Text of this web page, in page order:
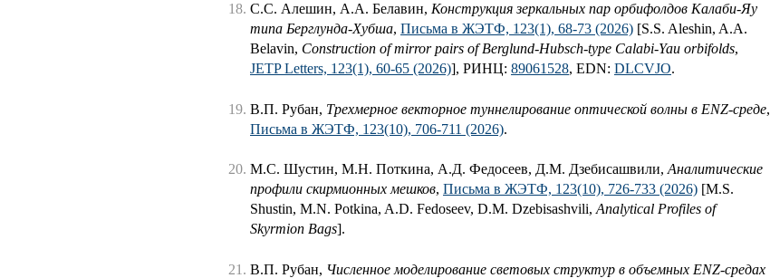
С.С. Алешин, А.А. Белавин, Конструкция зеркальных пар орбифолдов Калаби-Яу
типа Берглунда-Хубша, Письма в ЖЭТФ, 123(1), 68-73 (2026) [S.S. Aleshin, A.A.
Belavin, Construction of mirror pairs of Berglund-Hubsch-type Calabi-Yau orbifolds,
JETP Letters, 123(1), 60-65 (2026)], РИНЦ: 89061528, EDN: DLCVJO.
В.П. Рубан, Трехмерное векторное туннелирование оптической волны в ENZ-среде,
Письма в ЖЭТФ, 123(10), 706-711 (2026).
М.С. Шустин, М.Н. Поткина, А.Д. Федосеев, Д.М. Дзебисашвили, Аналитические
профили скирмионных мешков, Письма в ЖЭТФ, 123(10), 726-733 (2026) [M.S.
Shustin, M.N. Potkina, A.D. Fedoseev, D.M. Dzebisashvili, Analytical Profiles of
Skyrmion Bags].
В.П. Рубан, Численное моделирование световых структур в объемных ENZ-средах